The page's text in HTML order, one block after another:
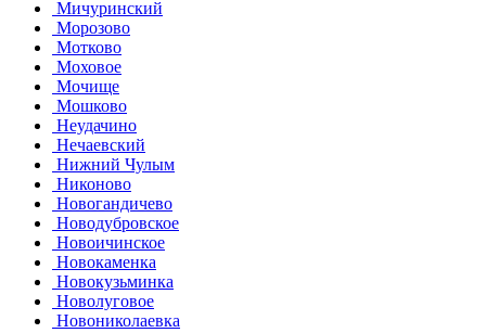
Мичуринский
Морозово
Мотково
Моховое
Мочище
Мошково
Неудачино
Нечаевский
Нижний Чулым
Никоново
Новогандичево
Новодубровское
Новоичинское
Новокаменка
Новокузьминка
Новолуговое
Новониколаевка